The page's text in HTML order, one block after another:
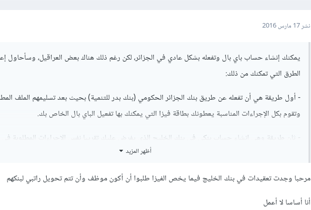
نشر17 مارس 2016
يمكنك إنشاء حساب باي بال وتفعله بشكل عادي في الجزائر، لكن رغم ذلك هناك بعض العراقيل، وسأحاول
الطرق التي تمكنك من ذلك:
- أول طريقة هي أن تفعله عن طريق بنك الجزائر الحكومي (بنك بدر للتنمية) بحيث بعد تسليمهم الملف
وتقوم بكل الإجراءات المناسبة يعطونك بطاقة فيزا التي يمكنك بها تفعيل الباي بال الخاص بك.
- ثان طريقة وهي إنشاء حساب بنكي في بنك الخليج الذي يفرض عليك تقريبا نفس الإجراءات المطلوبة في
سلبيات الطريقتين تكمن في وجوب توفير مبلغ مالي مهم بالعملة المحلية وأيضا بالأورو لكي يسمح لك بإنشاء
الحسابات البنكية.
أظهر المزيد
مرحبا وجدت تعقيدات في بنك الخليج فيما يخص الفيزا طلبوا أن أكون موظف وأن تتم تحويل راتبي لبنكهم
أنا أساسا لا أعمل